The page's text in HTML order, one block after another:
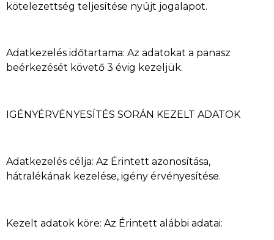
kötelezettség teljesítése nyújt jogalapot.
Adatkezelés időtartama: Az adatokat a panasz
beérkezését követő 3 évig kezeljük.
IGÉNYÉRVÉNYESÍTÉS SORÁN KEZELT ADATOK
Adatkezelés célja: Az Érintett azonosítása,
hátralékának kezelése, igény érvényesítése.
Kezelt adatok köre: Az Érintett alábbi adatai: